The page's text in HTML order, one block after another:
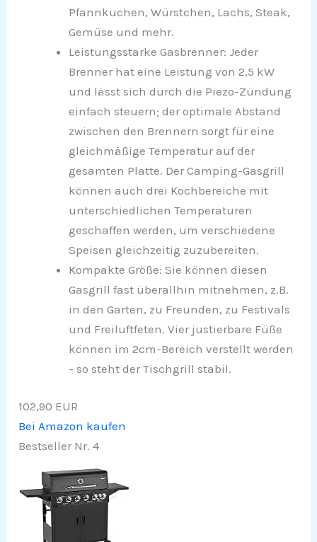
Pfannkuchen, Würstchen, Lachs, Steak,
Gemüse und mehr.
Leistungsstarke Gasbrenner: Jeder
Brenner hat eine Leistung von 2,5 kW
und lässt sich durch die Piezo-Zündung
einfach steuern; der optimale Abstand
zwischen den Brennern sorgt für eine
gleichmäßige Temperatur auf der
gesamten Platte. Der Camping-Gasgrill
können auch drei Kochbereiche mit
unterschiedlichen Temperaturen
geschaffen werden, um verschiedene
Speisen gleichzeitig zuzubereiten.
Kompakte Größe: Sie können diesen
Gasgrill fast überallhin mitnehmen, z.B.
in den Garten, zu Freunden, zu Festivals
und Freiluftfeten. Vier justierbare Füße
können im 2cm-Bereich verstellt werden
- so steht der Tischgrill stabil.
102,90 EUR
Bei Amazon kaufen
Bestseller Nr. 4